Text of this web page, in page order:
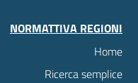
NORMATTIVA REGIONI
Home
Ricerca semplice